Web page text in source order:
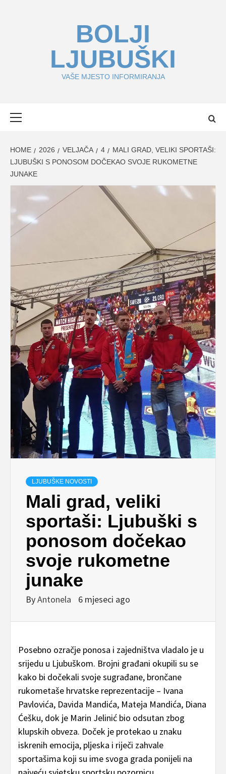
BOLJI
LJUBUŠKI
VAŠE MJESTO INFORMIRANJA
HOME 2026 VELJAČA 4
MALI GRAD, VELIKI SPORTAŠI:
LJUBUŠKI S PONOSOM DOČEKAO SVOJE RUKOMETNE
JUNAKE
LJUBUŠKE NOVOSTI
Mali grad, veliki
sportaši: Ljubuški s
ponosom dočekao
svoje rukometne
junake
ByAntonela 6 mjeseci ago
Posebno ozračje ponosa i zajedništva vladalo je u
srijedu u Ljubuškom. Brojni građani okupili su se
kako bi dočekali svoje sugrađane, brončane
rukometaše hrvatske reprezentacije – Ivana
Pavlovića, Davida Mandića, Mateja Mandića, Diana
Ćešku, dok je Marin Jelinić bio odsutan zbog
klupskih obveza. Doček je protekao u znaku
iskrenih emocija, pljeska i riječi zahvale
sportašima koji su ime svoga grada ponijeli na